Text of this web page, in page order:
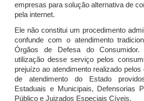
empresas para solução alternativa de
pela internet.
Ele não constitui um procedimento
confunde com o atendimento
Órgãos de Defesa do
utilização desse serviço pelos
prejuízo ao atendimento realizado pelos
de atendimento do Estado
Estaduais e Municipais, Defensorias
Público e Juizados Especiais Cíveis.